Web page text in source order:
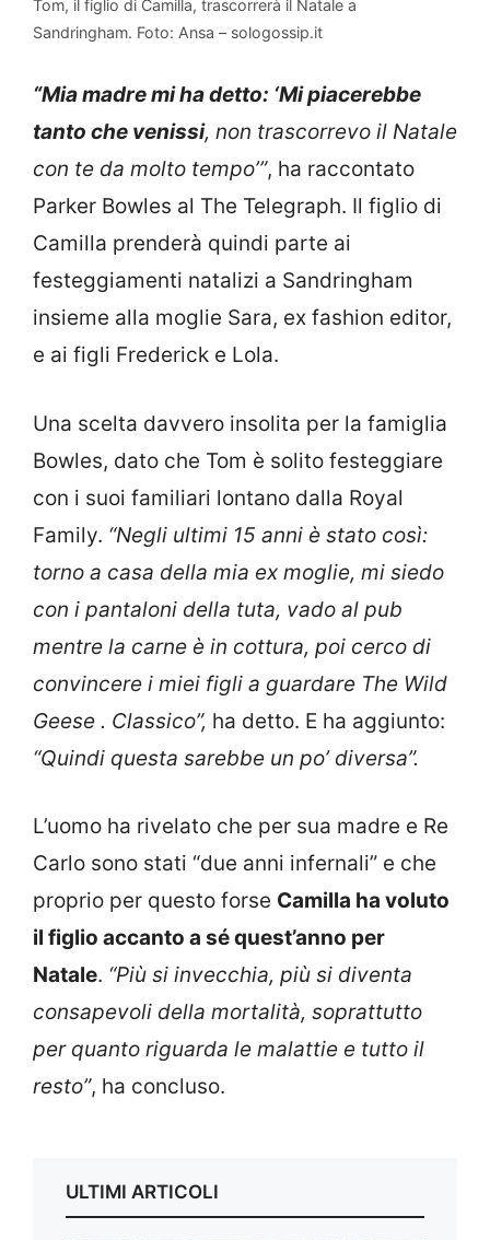
Tom, il figlio di Camilla, trascorrerà il Natale a
Sandringham. Foto: Ansa – sologossip.it
“Mia madre mi ha detto: ‘Mi piacerebbe
tanto che venissi, non trascorrevo il Natale
con te da molto tempo’”, ha raccontato
Parker Bowles al The Telegraph. Il figlio di
Camilla prenderà quindi parte ai
festeggiamenti natalizi a Sandringham
insieme alla moglie Sara, ex fashion editor,
e ai figli Frederick e Lola.
Una scelta davvero insolita per la famiglia
Bowles, dato che Tom è solito festeggiare
con i suoi familiari lontano dalla Royal
Family. “Negli ultimi 15 anni è stato così:
torno a casa della mia ex moglie, mi siedo
con i pantaloni della tuta, vado al pub
mentre la carne è in cottura, poi cerco di
convincere i miei figli a guardare The Wild
Geese . Classico”, ha detto. E ha aggiunto:
“Quindi questa sarebbe un po’ diversa”.
L’uomo ha rivelato che per sua madre e Re
Carlo sono stati “due anni infernali” e che
proprio per questo forse Camilla ha voluto
il figlio accanto a sé quest’anno per
Natale. “Più si invecchia, più si diventa
consapevoli della mortalità, soprattutto
per quanto riguarda le malattie e tutto il
resto”, ha concluso.
ULTIMI ARTICOLI